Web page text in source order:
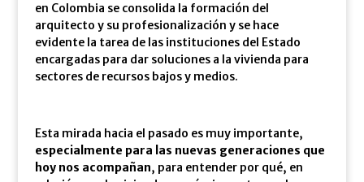
en Colombia se consolida la formación del
arquitecto y su profesionalización y se hace
evidente la tarea de las instituciones del Estado
encargadas para dar soluciones a la vivienda para
sectores de recursos bajos y medios.
Esta mirada hacia el pasado es muy importante,
especialmente para las nuevas generaciones que
hoy nos acompañan, para entender por qué, en